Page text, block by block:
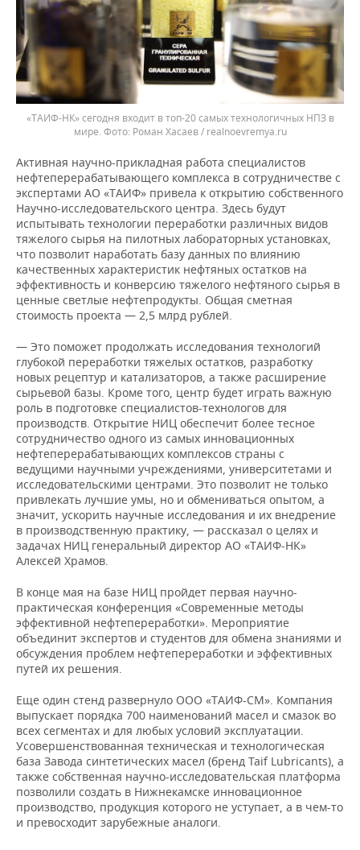
«ТАИФ-НК» сегодня входит в топ-20 самых технологичных НПЗ в
мире.
Роман Хасаев / realnoevremya.ru
Активная научно-прикладная работа специалистов
нефтеперерабатывающего комплекса в сотрудничестве с
экспертами АО «ТАИФ» привела к открытию собственного
Научно-исследовательского центра. Здесь будут
испытывать технологии переработки различных видов
тяжелого сырья на пилотных лабораторных установках,
что позволит наработать базу данных по влиянию
качественных характеристик нефтяных остатков на
эффективность и конверсию тяжелого нефтяного сырья в
ценные светлые нефтепродукты. Общая сметная
стоимость проекта — 2,5 млрд рублей.
— Это поможет продолжать исследования технологий
глубокой переработки тяжелых остатков, разработку
новых рецептур и катализаторов, а также расширение
сырьевой базы. Кроме того, центр будет играть важную
роль в подготовке специалистов-технологов для
производств. Открытие НИЦ обеспечит более тесное
сотрудничество одного из самых инновационных
нефтеперерабатывающих комплексов страны с
ведущими научными учреждениями, университетами и
исследовательскими центрами. Это позволит не только
привлекать лучшие умы, но и обмениваться опытом, а
значит, ускорить научные исследования и их внедрение
в производственную практику, — рассказал о целях и
задачах НИЦ генеральный директор АО «ТАИФ-НК»
Алексей Храмов.
В конце мая на базе НИЦ пройдет первая научно-
практическая конференция «Современные методы
эффективной нефтепереработки». Мероприятие
объединит экспертов и студентов для обмена знаниями и
обсуждения проблем нефтепереработки и эффективных
путей их решения.
Еще один стенд развернуло ООО «ТАИФ-СМ». Компания
выпускает порядка 700 наименований масел и смазок во
всех сегментах и для любых условий эксплуатации.
Усовершенствованная техническая и технологическая
база Завода синтетических масел (бренд Taif Lubricants), а
также собственная научно-исследовательская платформа
позволили создать в Нижнекамске инновационное
производство, продукция которого не уступает, а в чем-то
и превосходит зарубежные аналоги.